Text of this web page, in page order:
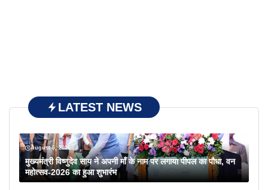
LATEST NEWS
August 6, 2026
मुख्यमंत्री विष्णुदेव साय ने अपनी माँ के नाम पर लगाया पीपल का पौधा, वन
महोत्सव-2026 का हुआ शुभारंभ